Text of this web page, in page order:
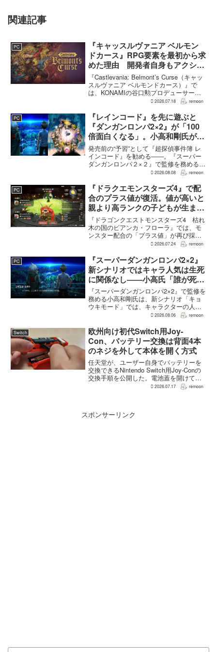
関連記事
PC
『キャッスルヴァニア ベルモン
ドカース』RPG要素を最初から求
めた理由 開発者自身もアクショ
ンのつらさを実感
『Castlevania: Belmont’s Curse（キャッ
スルヴァニア ベルモンドカース）』で
は、KONAMIの谷口勲プロデューサー
が、レベルアップを含むRPG的システム
何度も挑戦すれば先へ進める...
2026.07.18 remoon
PC
『レインコード』を先に遊ぶと
『ダンガンロンパ2×2』が「100
倍面白くなる」。小高和剛氏がプ
レイをおすすめ
発売前の“予習”として『超探偵事件簿 レ
インコード』を勧める――。『スーパー
ダンガンロンパ２×２』で監修を務める小
高和剛氏が、そんなメッセージをファン
ューでの発言で、小高氏は「先に『レイ
ンコー...
2026.08.08 remoon
PC
『ドラクエモンスターズ4』で配
合のプラス値が復活。値が高いと
親より高ランクの子どもが生まれ
ることも
『ドラゴンクエストモンスターズ4 枯れ
木の国のビアンカ・フローラ』では、モ
ンスター配合の「プラス値」が再び採用
される。配合を繰り返すことで数値が増
が高くなる補正がかかる。前作『ドラゴ
ンクエストモンスターズ...
2026.07.24 remoon
PC
『スーパーダンガンロンパ2×2』
新シナリオではキャラ人気は生死
に関係なし――小高氏「誰が死ん
でもヘイトメールは送らないで」
『スーパーダンガンロンパ2×2』で監修を
務める小高和剛氏は、新シナリオ「キョ
ウキモード」では、キャラクターの人気
にかかわらず退場させるとRPG Siteのイ
作と変わることで、これまで見られなか
った一面がよ...
2026.08.06 remoon
Switch
欧州向け初代Switch用Joy-
Con、バッテリー交換は背面4本
のネジを外して本体を開く方式
任天堂が、ユーザー自身でバッテリーを
交換できるNintendo Switch用Joy-Conの
交換手順を公開した。電池蓋を開けて入
れ替える方式ではなく、背面のネジ4本を
2026.07.17 remoon
スポンサーリンク